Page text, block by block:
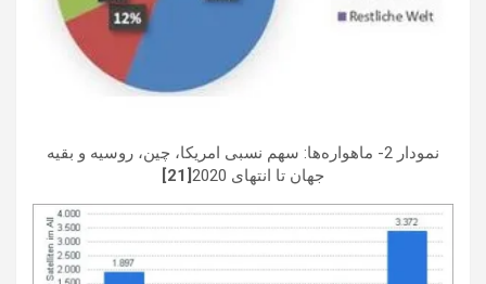
نمودار 2- ماهواره‌ها: سهم نسبی امریکا، چین، روسیه و بقیه
جهان تا انتهای 2020
[21]